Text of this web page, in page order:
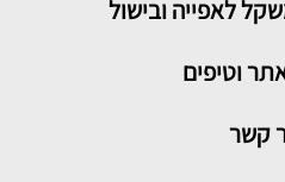
לאפייה ובישול
וטיפים
קשר